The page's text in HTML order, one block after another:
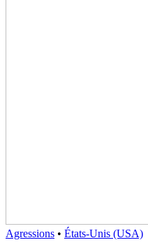
Agressions • États-Unis (USA)